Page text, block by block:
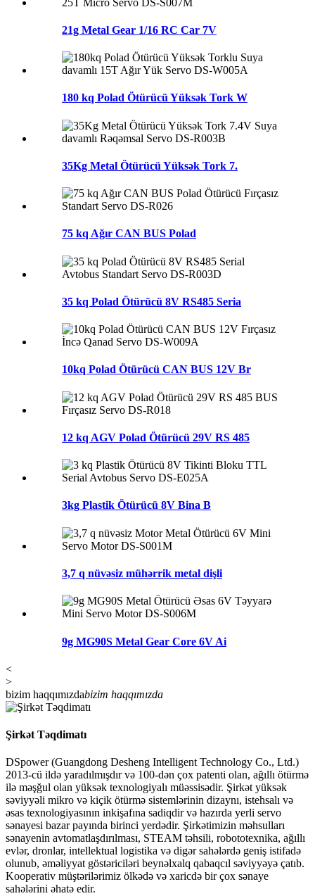
21g Metal Gear 1/16 RC Car 7V
180 kq Polad Ötürücü Yüksək Tork W
35Kg Metal Ötürücü Yüksək Tork 7.
75 kq Ağır CAN BUS Polad
35 kq Polad Ötürücü 8V RS485 Seria
10kq Polad Ötürücü CAN BUS 12V Br
12 kq AGV Polad Ötürücü 29V RS 485
3kg Plastik Ötürücü 8V Bina B
3,7 q nüvəsiz mühərrik metal dişli
9g MG90S Metal Gear Core 6V Ai
<
>
bizim haqqımızdabizim haqqımızda
Şirkət Təqdimatı
DSpower (Guangdong Desheng Intelligent Technology Co., Ltd.)
2013-cü ildə yaradılmışdır və 100-dən çox patenti olan, ağıllı ötürmə
ilə məşğul olan yüksək texnologiyalı müəssisədir. Şirkət yüksək
səviyyəli mikro və kiçik ötürmə sistemlərinin dizaynı, istehsalı və
əsas texnologiyasının inkişafına sadiqdir və hazırda yerli servo
sənayesi bazar payında birinci yerdədir. Şirkətimizin məhsulları
sənayenin avtomatlaşdırılması, STEAM təhsili, robototexnika, ağıllı
evlər, dronlar, intellektual logistika və digər sahələrdə geniş istifadə
olunub, əməliyyat göstəriciləri beynəlxalq qabaqcıl səviyyəyə çatıb.
Kooperativ müştərilərimiz ölkədə və xaricdə bir çox sənaye
sahələrini əhatə edir.